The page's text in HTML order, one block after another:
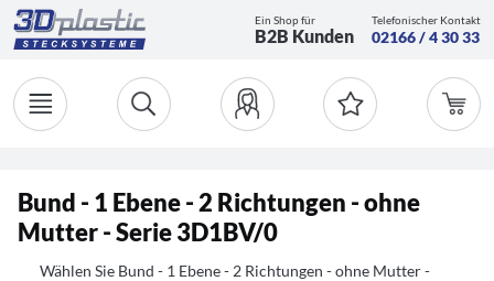
Ein Shop für
B2B Kunden
Telefonischer Kontakt
02166 / 4 30 33
Bund - 1 Ebene - 2 Richtungen - ohne
Mutter - Serie 3D1BV/0
Wählen Sie Bund - 1 Ebene - 2 Richtungen - ohne Mutter -